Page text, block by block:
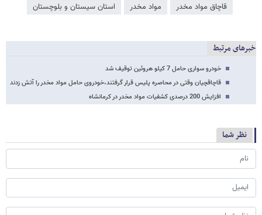
قاچاق مواد مخدر مواد مخدر استان سیستان و بلوچستان
خبرهای مرتبط
خودرو سواری حامل 7 کیلو هروئین توقیف شد
قاچاقچیان وقتی در محاصره پلیس قرار گرفتند،خودروی حامل مواد مخدر را آتش زدند
افزایش 200 درصدی کشفیات مواد مخدر در کرمانشاه
نظر شما